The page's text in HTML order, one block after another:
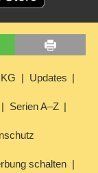
Updates
Serien A–Z
schalten